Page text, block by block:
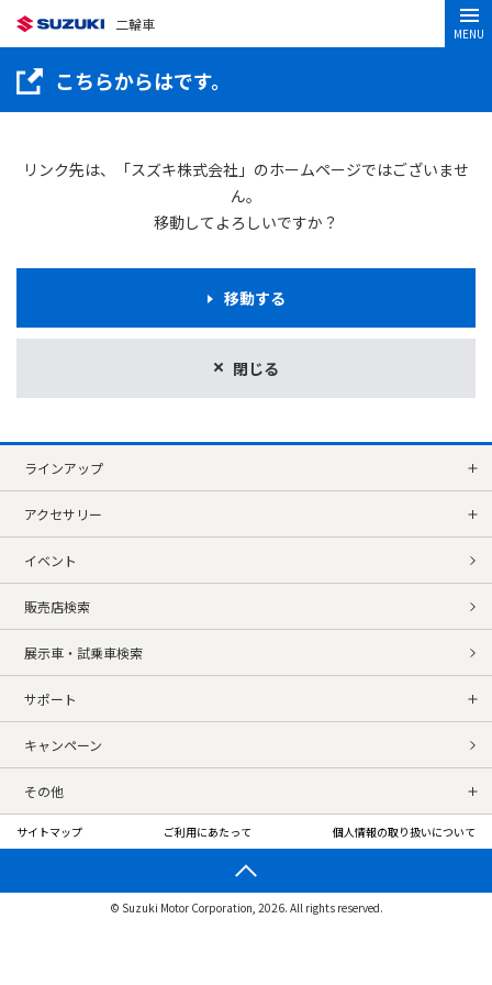
二輪車
MENU
こちらからはです。
リンク先は、「スズキ株式会社」のホームページではございませ
ん。
移動してよろしいですか？
閉じる
移動する
ラインアップ
アクセサリー
イベント
販売店検索
展示車・試乗車検索
サポート
キャンペーン
その他
サイトマップ ご利用にあたって 個人情報の取り扱いについて
© Suzuki Motor Corporation, 2026. All rights reserved.